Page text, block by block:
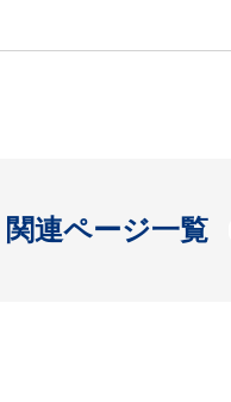
関連ページ一覧
開く